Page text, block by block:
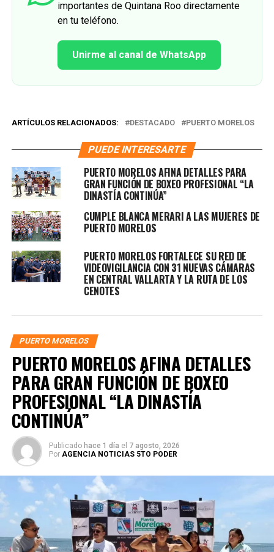
importantes de Quintana Roo directamente
en tu teléfono.
Unirme al canal de WhatsApp
ARTÍCULOS RELACIONADOS: DESTACADO PUERTO MORELOS
PUEDE INTERESARTE
PUERTO MORELOS AFINA DETALLES PARA
GRAN FUNCIÓN DE BOXEO PROFESIONAL “LA
DINASTÍA CONTINÚA”
CUMPLE BLANCA MERARI A LAS MUJERES DE
PUERTO MORELOS
PUERTO MORELOS FORTALECE SU RED DE
VIDEOVIGILANCIA CON 31 NUEVAS CÁMARAS
EN CENTRAL VALLARTA Y LA RUTA DE LOS
CENOTES
PUERTO MORELOS
PUERTO MORELOS AFINA DETALLES
PARA GRAN FUNCIÓN DE BOXEO
PROFESIONAL “LA DINASTÍA
CONTINÚA”
Publicado hace 1 día el 7 agosto, 2026
Por AGENCIA NOTICIAS 5TO PODER